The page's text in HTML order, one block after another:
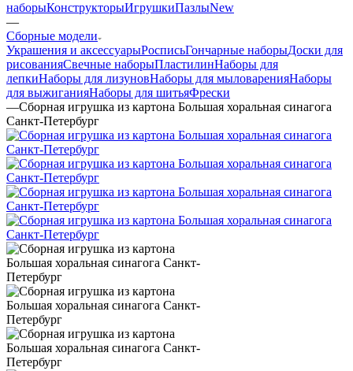
наборыКонструкторыИгрушкиПазлыNew
—
Сборные модели
Украшения и аксессуарыРосписьГончарные наборыДоски для
рисованияСвечные наборыПластилинНаборы для
лепкиНаборы для лизуновНаборы для мыловаренияНаборы
для выжиганияНаборы для шитьяФрески
—Сборная игрушка из картона Большая хоральная синагога
Санкт-Петербург